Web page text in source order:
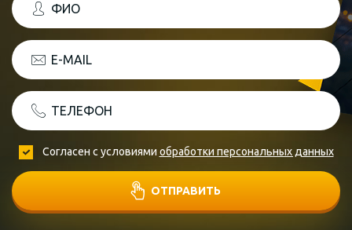
ФИО
E-MAIL
ТЕЛЕФОН
Согласен с условиями обработки персональных данных
ОТПРАВИТЬ